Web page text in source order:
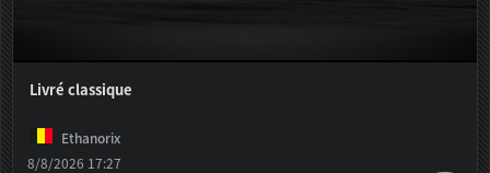
Livré classique
Ethanorix
8/8/2026 17:27